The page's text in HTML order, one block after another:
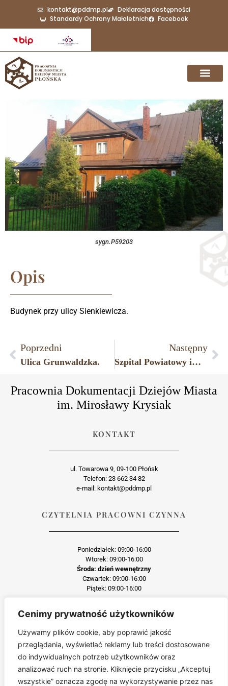
Cenimy prywatność użytkowników
Używamy plików cookie, aby poprawić jakość
przeglądania, wyświetlać reklamy lub treści dostosowane
do indywidualnych potrzeb użytkowników oraz
analizować ruch na stronie. Kliknięcie przycisku „Akceptuj
wszystkie” oznacza zgodę na wykorzystywanie przez nas
kontakt@pddmp.pl
Deklaracja dostępności
Standardy Ochrony Małoletnich
Facebook
sygn.P59203
Opis
Budynek przy ulicy Sienkiewicza.
Poprzedni
Ulica Grunwaldzka.
Następny
Szpital Powiatowy im. Marszałka Józefa Piłsudskiego w Płońsku.
Pracownia Dokumentacji Dziejów Miasta
im. Mirosławy Krysiak
KONTAKT
ul. Towarowa 9, 09-100 Płońsk
Telefon: 23 662 34 82
e-mail: kontakt@pddmp.pl
CZYTELNIA PRACOWNI CZYNNA
Poniedziałek: 09:00-16:00
Wtorek: 09:00-16:00
Środa: dzień wewnętrzny
Czwartek: 09:00-16:00
Piątek: 09:00-16:00
Każda reprodukcja lub adaptacja całości bądź części materiału, niezależnie od
Jakiekolwiek kopiowanie, reprodukcja lub publikacja prezentowanego materiału
pochodzącego ze strony pddmp.pl w jakiejkolwiek formie i postaci jest zabroniona
Wszelkie zgłoszenia dotyczące naruszenia praw autorskich będą wnikliwie
sprawdzane.